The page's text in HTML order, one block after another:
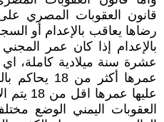
قانون العقوبات المصري
رضاها يعاقب بالإعدام أو
بالإعدام إذا كان عمر
عشرة سنة ميلادية كاملة، اي
عمرها أكثر
عليها
العقوبات اليمني الوضع